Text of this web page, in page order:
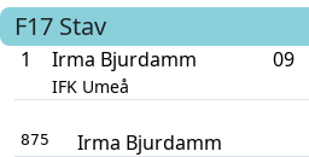
F17 Stav
1
Irma Bjurdamm
IFK Umeå
09
875 Irma Bjurdamm